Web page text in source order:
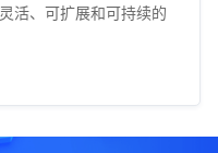
活、可扩展和可持续的